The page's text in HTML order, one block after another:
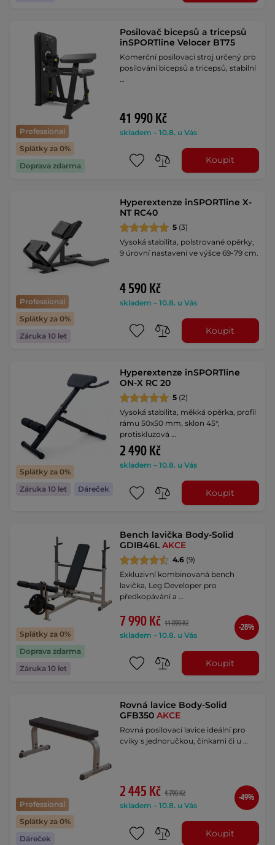
Professional
Splátky za 0%
Doprava zdarma
Posilovač bicepsů a tricepsů
inSPORTline Velocer BT75
Komerční posilovací stroj určený pro
posilování bicepsů a tricepsů, stabilní
41 990 Kč
skladem – 10.8. u Vás
Koupit
Professional
Splátky za 0%
Záruka 10 let
Hyperextenze inSPORTline X-
NT RC40
5 (3)
Vysoká stabilita, polstrované opěrky,
9 úrovní nastavení ve výšce 69-79 cm.
4 590 Kč
skladem – 10.8. u Vás
Koupit
Splátky za 0%
Záruka 10 let
Dáreček
Hyperextenze inSPORTline
ON-X RC 20
5 (2)
Vysoká stabilita, měkká opěrka, profil
rámu 50x50 mm, sklon 45°,
protiskluzová …
2 490 Kč
skladem – 10.8. u Vás
Koupit
Splátky za 0%
Doprava zdarma
Záruka 10 let
Bench lavička Body-Solid
GDIB46LAKCE
4.6 (9)
Exkluzivní kombinovaná bench
lavička, Leg Developer pro
předkopávání a …
7 990 Kč 11 090 Kč
skladem – 10.8. u Vás
-28%
Koupit
Professional
Splátky za 0%
Dáreček
Rovná lavice Body-Solid
GFB350AKCE
Rovná posilovací lavice ideální pro
cviky s jednoručkou, činkami či u …
2 445 Kč 4 790 Kč
skladem – 10.8. u Vás
-49%
Koupit